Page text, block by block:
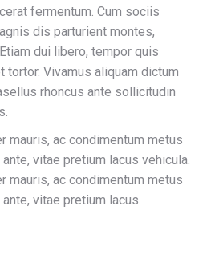
fermentum. Cum sociis
dis parturient montes,
dui libero, tempor quis
tortor. Vivamus aliquam dictum
rhoncus ante sollicitudin
mauris, ac condimentum metus
vitae pretium lacus vehicula.
mauris, ac condimentum metus
vitae pretium lacus.